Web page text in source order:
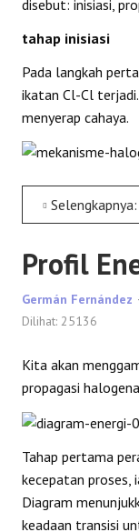
disebut: inisiasi,
tahap inisiasi
Pada langkah
ikatan Cl-Cl
menyerap cahaya.
Selengkapnya: Mekanisme
Profil
Germán Fernández
Dilihat: 25136
Kita akan
propagasi
Tahap pertama
kecepatan proses,
Diagram
keadaan transisi